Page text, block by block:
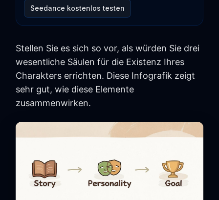
Seedance kostenlos testen
Stellen Sie es sich so vor, als würden Sie drei
wesentliche Säulen für die Existenz Ihres
Charakters errichten. Diese Infografik zeigt
sehr gut, wie diese Elemente
zusammenwirken.